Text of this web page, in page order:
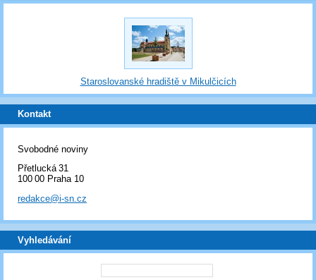
Staroslovanské hradiště v Mikulčicích
Kontakt
Svobodné noviny
Přetlucká 31
100 00 Praha 10
redakce@i-sn.cz
Vyhledávání